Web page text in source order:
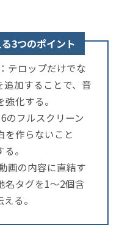
3つのポイント
：テロップだけでな
追加することで、音
化する。
のフルスクリーン
を作らないこと
。
画の内容に直結す
名タグを1〜2個含
る。